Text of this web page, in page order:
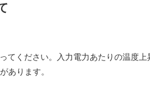
てください。入力電力あたりの温度
あります。